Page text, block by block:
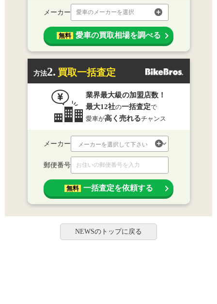
メーカー 愛車のメーカーを選択
無料 愛車の買取相場を調べる
方法2. 買取一括査定
業界最大級の加盟店数！
最大12社の一括査定で
愛車が高く売れるチャンス
メーカー
郵便番号
無料 一括査定を依頼する
NEWSのトップに戻る